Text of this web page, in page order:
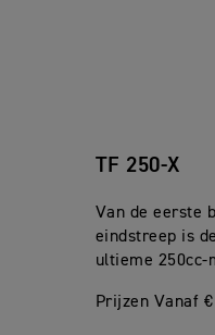
TF 250-X
Van de eerste
eindstreep is
ultieme 250cc-
Prijzen Vanaf